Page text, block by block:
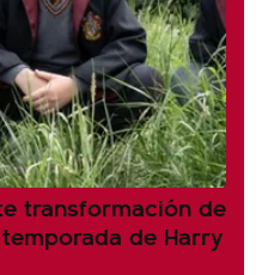
transformación de
de Harry